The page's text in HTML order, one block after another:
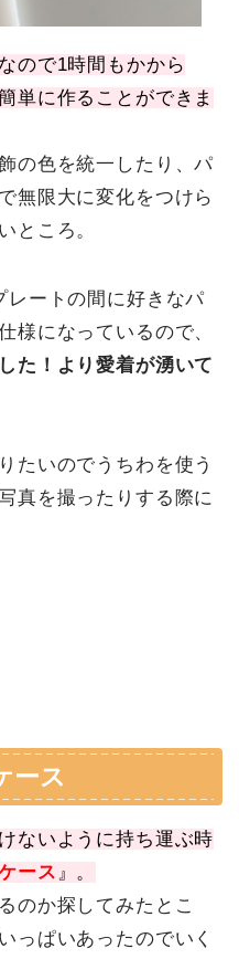
ので1時間もかから
単に作ることができま
の色を統一したり、パ
無限大に変化をつけら
ところ。
レートの間に好きなパ
様になっているので、
た！ より愛着が湧いて
たいのでうちわを使う
真を撮ったりする際に
ース
ないように持ち運ぶ時
ース 』。
のか探してみたとこ
っぱいあったのでいく